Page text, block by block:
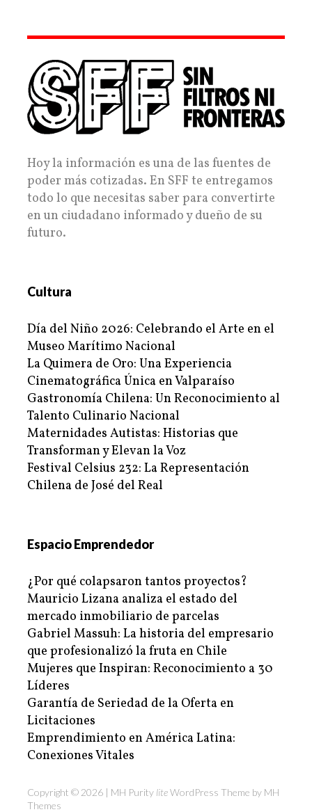
Hoy la información es una de las fuentes de
poder más cotizadas. En SFF te entregamos
todo lo que necesitas saber para convertirte
en un ciudadano informado y dueño de su
futuro.
Cultura
Día del Niño 2026: Celebrando el Arte en el
Museo Marítimo Nacional
La Quimera de Oro: Una Experiencia
Cinematográfica Única en Valparaíso
Gastronomía Chilena: Un Reconocimiento al
Talento Culinario Nacional
Maternidades Autistas: Historias que
Transforman y Elevan la Voz
Festival Celsius 232: La Representación
Chilena de José del Real
Espacio Emprendedor
¿Por qué colapsaron tantos proyectos?
Mauricio Lizana analiza el estado del
mercado inmobiliario de parcelas
Gabriel Massuh: La historia del empresario
que profesionalizó la fruta en Chile
Mujeres que Inspiran: Reconocimiento a 30
Líderes
Garantía de Seriedad de la Oferta en
Licitaciones
Emprendimiento en América Latina:
Conexiones Vitales
Copyright © 2026 | MH Purity liteWordPress Theme by MH
Themes